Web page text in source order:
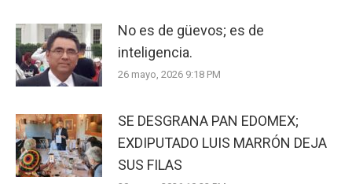
No es de güevos; es de
inteligencia.
26 mayo, 2026 9:18 PM
SE DESGRANA PAN EDOMEX;
EXDIPUTADO LUIS MARRÓN DEJA
SUS FILAS